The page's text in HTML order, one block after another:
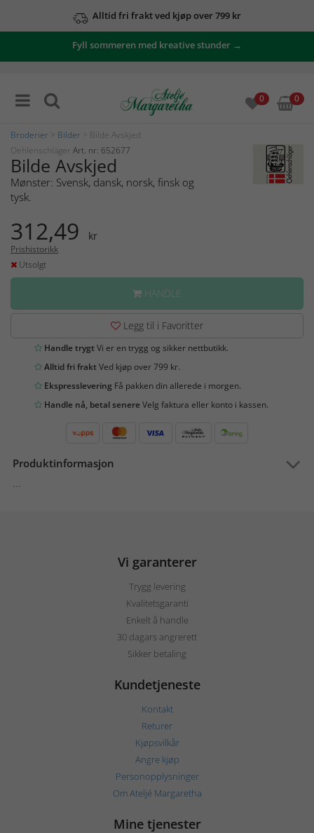
Alltid fri frakt ved kjøp over 799 kr
Fyll sommeren med kreative stunder →
0 0
Broderier Bilder > Bilde Avskjed
Oehlenschläger Art. nr: 652677
Bilde Avskjed
Mønster: Svensk, dansk, norsk, finsk og
tysk.
312,49 kr
Prishistorikk
Utsolgt
HANDLE
Legg til i Favoritter
Handle trygtVi er en trygg og sikker nettbutikk.
Alltid fri fraktVed kjøp over 799 kr.
Ekspresslevering Få pakken din allerede i morgen.
Handle nå, betal senereVelg faktura eller konto i kassen.
Produktinformasjon
...
Vi garanterer
Trygg levering
Kvalitetsgaranti
Enkelt å handle
30 dagars angrerett
Sikker betaling
Kundetjeneste
Kontakt
Returer
Kjøpsvilkår
Angre kjøp
Personopplysninger
Om Ateljé Margaretha
Mine tjenester